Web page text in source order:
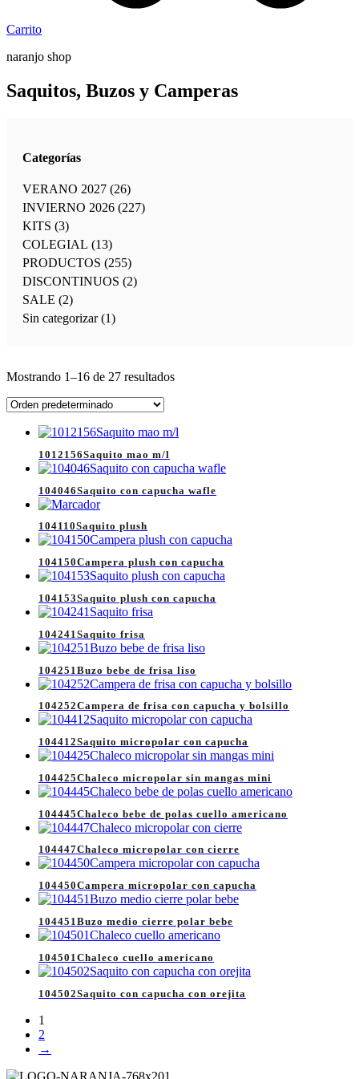
Carrito
naranjo shop
Saquitos, Buzos y Camperas
Categorías
VERANO 2027 (26)
INVIERNO 2026 (227)
KITS (3)
COLEGIAL (13)
PRODUCTOS (255)
DISCONTINUOS (2)
SALE (2)
Sin categorizar (1)
Mostrando 1–16 de 27 resultados
1012156Saquito mao m/l
104046Saquito con capucha wafle
104110Saquito plush
104150Campera plush con capucha
104153Saquito plush con capucha
104241Saquito frisa
104251Buzo bebe de frisa liso
104252Campera de frisa con capucha y bolsillo
104412Saquito micropolar con capucha
104425Chaleco micropolar sin mangas mini
104445Chaleco bebe de polas cuello americano
104447Chaleco micropolar con cierre
104450Campera micropolar con capucha
104451Buzo medio cierre polar bebe
104501Chaleco cuello americano
104502Saquito con capucha con orejita
1
2
→